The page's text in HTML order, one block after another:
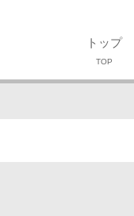
トップ
TOP